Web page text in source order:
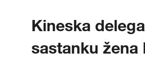
Kineska
sastanku žena